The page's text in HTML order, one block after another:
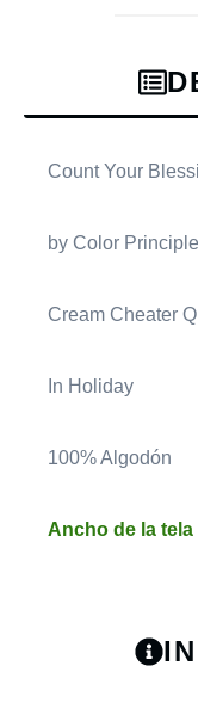
Count Your
by Color
Cream Cheater
In Holiday
100% Algodón
Ancho de la tela